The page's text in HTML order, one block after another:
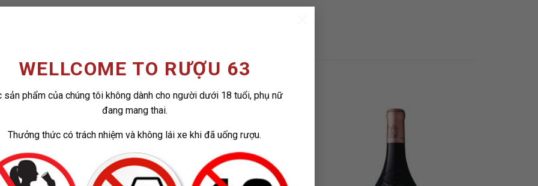
WELLCOME TO RƯỢU 63
sản phẩm của chúng tôi không dành cho người dưới 18 tuổi, phụ nữ
đang mang thai.
Thưởng thức có trách nhiệm và không lái xe khi đã uống rượu.
380,000vnd.
WISHLIST
ADD TO
WISHLIST